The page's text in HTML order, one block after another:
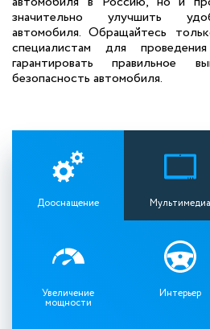
значительно улучшить
автомобиля. Обращайтесь
специалистам для
гарантировать правильное
безопасность автомобиля.
Дооснащение Мультимедиа
Увеличение
мощности
Интерьер